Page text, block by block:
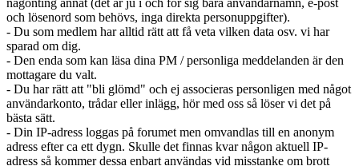
någonting annat (det är ju i och för sig bara användarnamn, e-post
och lösenord som behövs, inga direkta personuppgifter).
- Du som medlem har alltid rätt att få veta vilken data osv. vi har
sparad om dig.
- Den enda som kan läsa dina PM / personliga meddelanden är den
mottagare du valt.
- Du har rätt att "bli glömd" och ej associeras personligen med något
användarkonto, trådar eller inlägg, hör med oss så löser vi det på
bästa sätt.
- Din IP-adress loggas på forumet men omvandlas till en anonym
adress efter ca ett dygn. Skulle det finnas kvar någon aktuell IP-
adress så kommer dessa enbart användas vid misstanke om brott